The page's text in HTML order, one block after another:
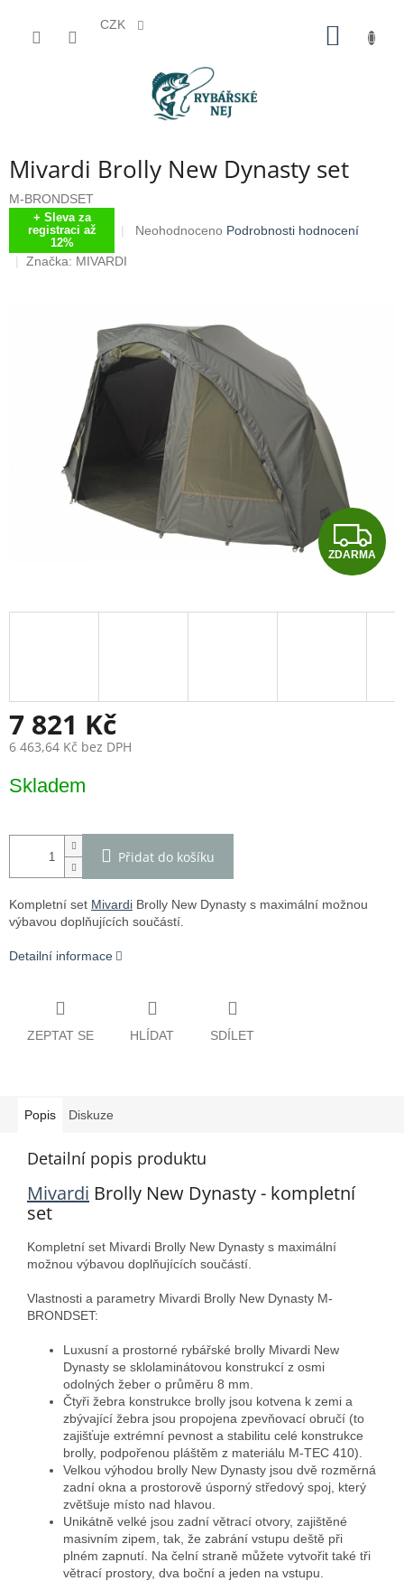
CZK
Mivardi Brolly New Dynasty set
M-BRONDSET
+ Sleva za
registraci až
12%
Průměrné
5
hvězdiček.
Neohodnoceno Podrobnosti hodnocení
Značka: MIVARDI
Z
D
A
ZDARMA
7 821 Kč
6 463,64 Kč bez DPH
cena:
Skladem
Přidat do košíku
Kompletní set Mivardi Brolly New Dynasty s maximální možnou
výbavou doplňujících součástí.
Detailní informace
ZEPTAT SE HLÍDAT SDÍLET
Popis Diskuze
Detailní popis produktu
Mivardi Brolly New Dynasty - kompletní
set
Kompletní set Mivardi Brolly New Dynasty s maximální
možnou výbavou doplňujících součástí.
Vlastnosti a parametry Mivardi Brolly New Dynasty M-
BRONDSET:
Luxusní a prostorné rybářské brolly Mivardi New
Dynasty se sklolaminátovou konstrukcí z osmi
odolných žeber o průměru 8 mm.
Čtyři žebra konstrukce brolly jsou kotvena k zemi a
zbývající žebra jsou propojena zpevňovací obručí (to
zajišťuje extrémní pevnost a stabilitu celé konstrukce
brolly, podpořenou pláštěm z materiálu M-TEC 410).
Velkou výhodou brolly New Dynasty jsou dvě rozměrná
zadní okna a prostorově úsporný středový spoj, který
zvětšuje místo nad hlavou.
Unikátně velké jsou zadní větrací otvory, zajištěné
masivním zipem, tak, že zabrání vstupu deště při
plném zapnutí. Na čelní straně můžete vytvořit také tři
větrací prostory, dva boční a jeden na vstupu.